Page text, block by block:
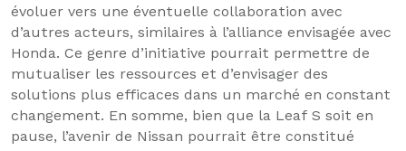
évoluer vers une éventuelle collaboration avec
d’autres acteurs, similaires à l’alliance envisagée avec
Honda. Ce genre d’initiative pourrait permettre de
mutualiser les ressources et d’envisager des
solutions plus efficaces dans un marché en constant
changement. En somme, bien que la Leaf S soit en
pause, l’avenir de Nissan pourrait être constitué